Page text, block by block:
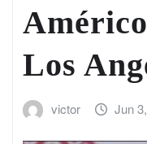
Los
victor Jun